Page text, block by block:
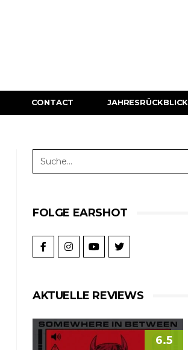
CONTACT JAHRESRÜCKBLICK
FOLGE EARSHOT
AKTUELLE REVIEWS
6.5